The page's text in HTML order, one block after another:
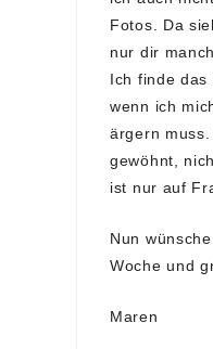
Fotos. Da
nur dir
Ich finde das
wenn ich
ärgern
gewöhnt,
ist nur auf
Nun
Woche und
Maren